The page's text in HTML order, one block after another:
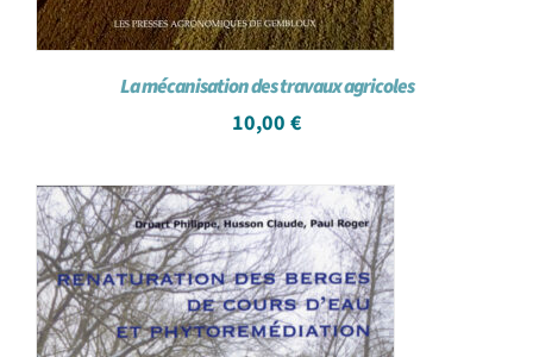
La mécanisation des travaux agricoles
10,00 €